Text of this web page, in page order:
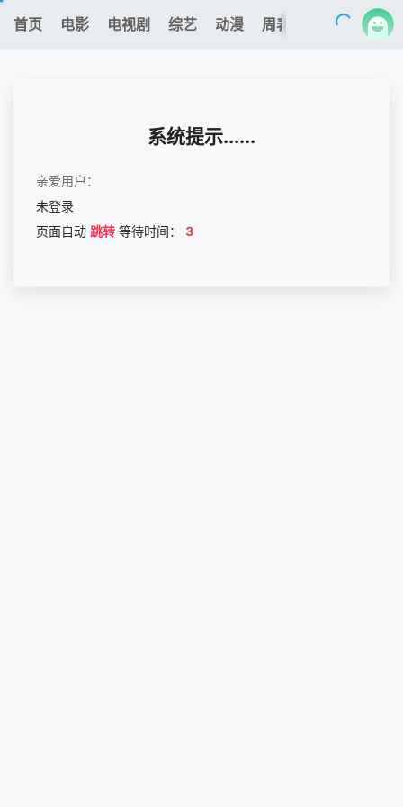
首页 电影 电视剧 综艺 动漫 周表 专题 更新
系统提示......
亲爱用户：
未登录
页面自动 跳转 等待时间： 3